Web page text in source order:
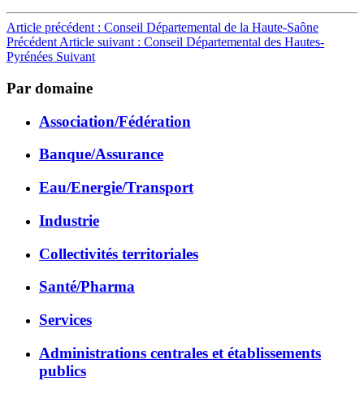
Article précédent : Conseil Départemental de la Haute-Saône
Précédent Article suivant : Conseil Départemental des Hautes-
Pyrénées Suivant
Par domaine
Association/Fédération
Banque/Assurance
Eau/Energie/Transport
Industrie
Collectivités territoriales
Santé/Pharma
Services
Administrations centrales et établissements
publics